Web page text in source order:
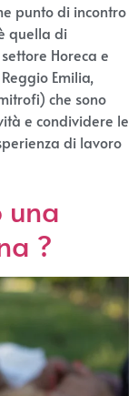
punto di incontro
quella di
Horeca e
Emilia,
che sono
e condividere le
di lavoro
una
?